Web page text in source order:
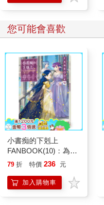
您可能會喜歡
小書痴的下剋上
FANBOOK(10)：為了
成為圖書管理員不擇手
79 折 特價 236 元
加入購物車